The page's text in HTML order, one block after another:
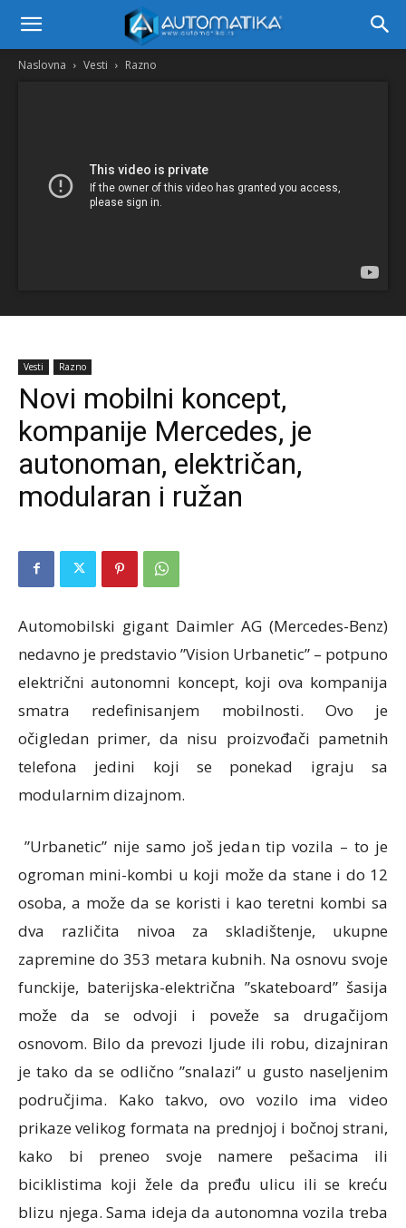
Naslovna Vesti Razno
Vesti Razno
Novi mobilni koncept,
kompanije Mercedes, je
autonoman, električan,
modularan i ružan
Automobilski gigant Daimler AG (Mercedes-Benz)
nedavno je predstavio ”Vision Urbanetic” – potpuno
električni autonomni koncept, koji ova kompanija
smatra redefinisanjem mobilnosti. Ovo je
očigledan primer, da nisu proizvođači pametnih
telefona jedini koji se ponekad igraju sa
modularnim dizajnom.
”Urbanetic” nije samo još jedan tip vozila – to je
ogroman mini-kombi u koji može da stane i do 12
osoba, a može da se koristi i kao teretni kombi sa
dva različita nivoa za skladištenje, ukupne
zapremine do 353 metara kubnih. Na osnovu svoje
funckije, baterijska-električna ”skateboard” šasija
može da se odvoji i poveže sa drugačijom
osnovom. Bilo da prevozi ljude ili robu, dizajniran
je tako da se odlično ”snalazi” u gusto naseljenim
područjima. Kako takvo, ovo vozilo ima video
prikaze velikog formata na prednjoj i bočnoj strani,
kako bi preneo svoje namere pešacima ili
biciklistima koji žele da pređu ulicu ili se kreću
blizu njega. Sama ideja da autonomna vozila treba